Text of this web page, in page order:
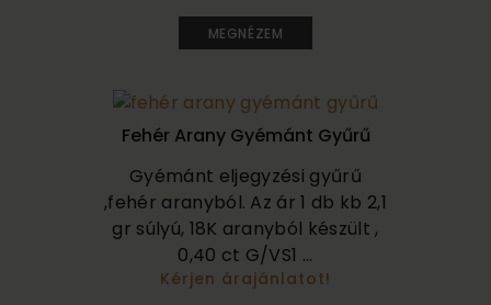
MEGNÉZEM
Fehér Arany Gyémánt Gyűrű
Gyémánt eljegyzési gyűrű
,fehér aranyból. Az ár 1 db kb 2,1
gr súlyú, 18K aranyból készült ,
0,40 ct G/VS1 ...
Kérjen árajánlatot!